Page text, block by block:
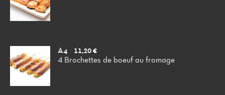
A4
11,20 €
4 Brochettes de boeuf au fromage